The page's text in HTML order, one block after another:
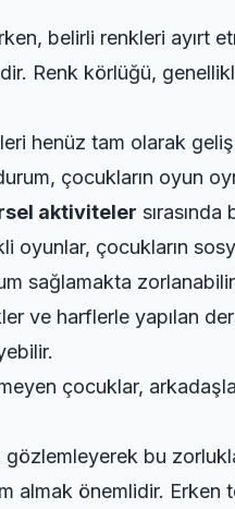
belirli renkleri ayırt
Renk körlüğü,
henüz tam olarak
çocukların oyun
aktiviteler
oyunlar, çocukların
sağlamakta
ve harflerle yapılan
çocuklar,
gözlemleyerek bu
almak önemlidir.